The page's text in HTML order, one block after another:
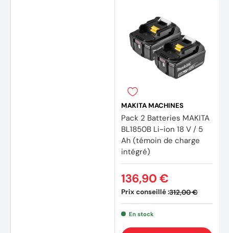
(34
MAKITA MACHINES
Pack 2 Batteries MAKITA
BL1850B Li-ion 18 V / 5
Ah (témoin de charge
intégré)
Prix conseillé :312,00 €
136,90 €
En stock